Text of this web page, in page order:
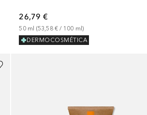
26,79 €
50 ml (53,58 € / 100 ml)
DERMOCOSMÉTICA